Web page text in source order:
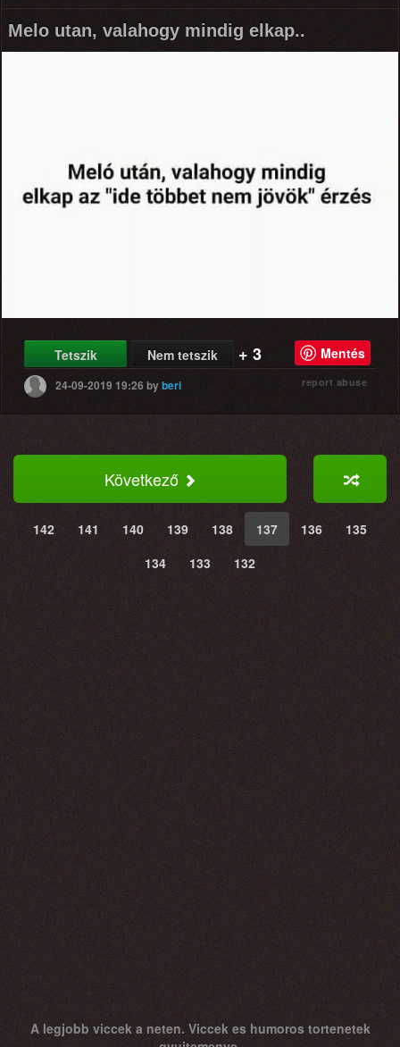
Melo utan, valahogy mindig elkap..
Tetszik Nem tetszik + 3 Mentés
24-09-2019 19:26byberi report abuse
Következő
142 141 140 139 138 137 136
135
134
133 132
A legjobb viccek a neten. Viccek es humoros tortenetek